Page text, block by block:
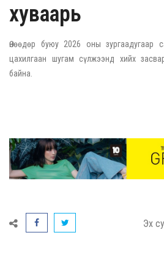
хуваарь
Өнөөдөр буюу 2026 оны зургаадугаар
цахилгаан шугам сүлжээнд хийх
байна.
Эх